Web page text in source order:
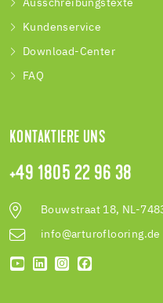
Ausschreibungstexte
Kundenservice
Download-Center
FAQ
KONTAKTIERE UNS
+49 1805 22 96 38
Bouwstraat 18, NL-
info@arturoflooring.de